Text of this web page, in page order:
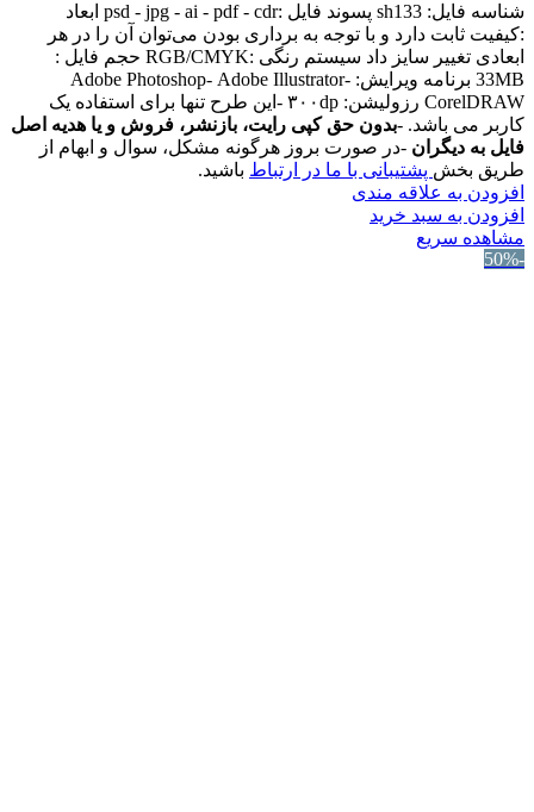
شناسه فایل: sh133 پسوند فایل :psd - jpg - ai - pdf - cdr ابعاد
:کیفیت ثابت دارد و با توجه به برداری بودن می‌توان آن را در هر
ابعادی تغییر سایز داد سیستم رنگی :RGB/CMYK حجم فایل :
33MB برنامه ویرایش: Adobe Photoshop- Adobe Illustrator-
CorelDRAW رزولیشن: ۳۰۰dp -این طرح تنها برای استفاده یک
کاربر می باشد. -بدون حق کپی رایت، بازنشر، فروش و یا هدیه اصل
فایل به دیگران -در صورت بروز هرگونه مشکل، سوال و ابهام از
طریق بخش پشتیبانی با ما در ارتباط باشید.
افزودن به علاقه مندی
افزودن به سبد خرید
مشاهده سریع
-50%